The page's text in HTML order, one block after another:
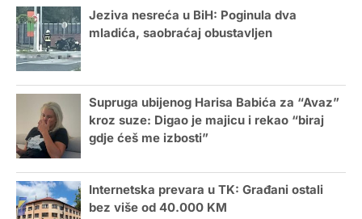
Jeziva nesreća u BiH: Poginula dva
mladića, saobraćaj obustavljen
Supruga ubijenog Harisa Babića za “Avaz”
kroz suze: Digao je majicu i rekao “biraj
gdje ćeš me izbosti”
Internetska prevara u TK: Građani ostali
bez više od 40.000 KM